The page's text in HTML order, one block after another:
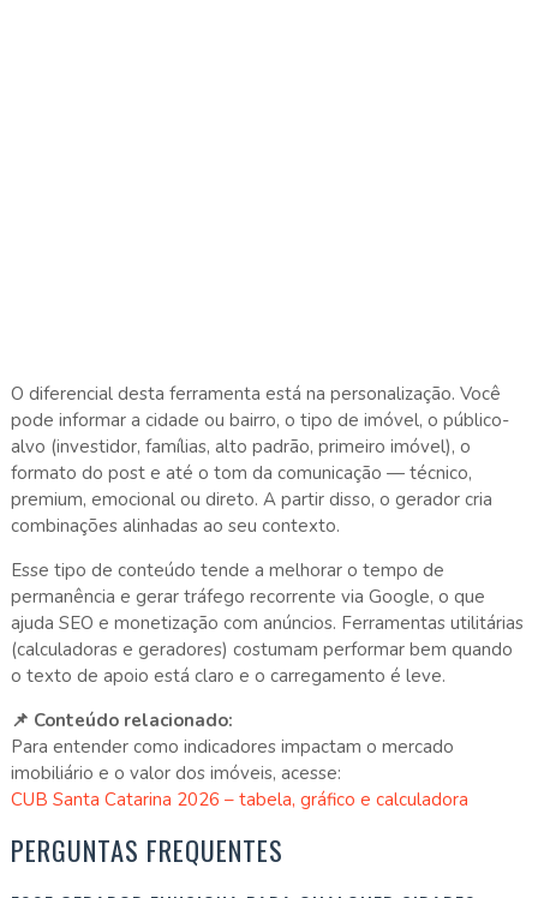
O diferencial desta ferramenta está na personalização. Você
pode informar a cidade ou bairro, o tipo de imóvel, o público-
alvo (investidor, famílias, alto padrão, primeiro imóvel), o
formato do post e até o tom da comunicação — técnico,
premium, emocional ou direto. A partir disso, o gerador cria
combinações alinhadas ao seu contexto.
Esse tipo de conteúdo tende a melhorar o tempo de
permanência e gerar tráfego recorrente via Google, o que
ajuda SEO e monetização com anúncios. Ferramentas utilitárias
(calculadoras e geradores) costumam performar bem quando
o texto de apoio está claro e o carregamento é leve.
📌 Conteúdo relacionado:
Para entender como indicadores impactam o mercado
imobiliário e o valor dos imóveis, acesse:
CUB Santa Catarina 2026 – tabela, gráfico e calculadora
PERGUNTAS FREQUENTES